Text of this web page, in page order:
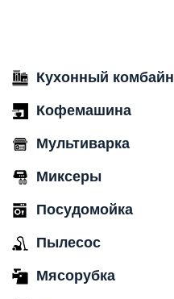
Кухонный комбайн
Кофемашина
Мультиварка
Миксеры
Посудомойка
Пылесос
Мясорубка